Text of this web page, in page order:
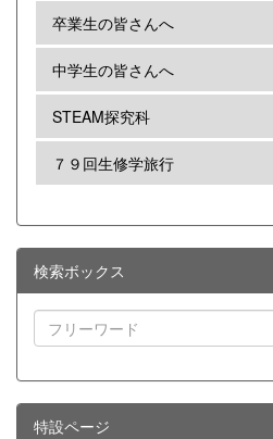
卒業生の皆さんへ
中学生の皆さんへ
STEAM探究科
７９回生修学旅行
検索ボックス
特設ページ